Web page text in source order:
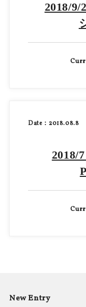
2018/
Date：2018.08.8
2018/
New Entry